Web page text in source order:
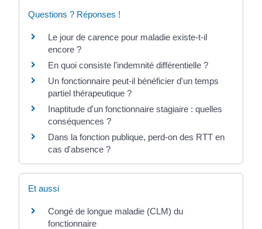
Questions ? Réponses !
Le jour de carence pour maladie existe-t-il
encore ?
En quoi consiste l'indemnité différentielle ?
Un fonctionnaire peut-il bénéficier d'un temps
partiel thérapeutique ?
Inaptitude d'un fonctionnaire stagiaire : quelles
conséquences ?
Dans la fonction publique, perd-on des RTT en
cas d'absence ?
Et aussi
Congé de longue maladie (CLM) du
fonctionnaire